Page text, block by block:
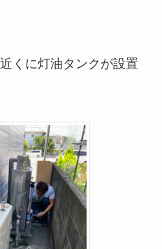
くに灯油タンクが設置